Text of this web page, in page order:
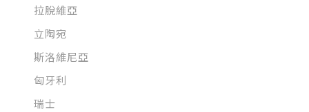
拉脫維亞
立陶宛
斯洛維尼亞
匈牙利
瑞士